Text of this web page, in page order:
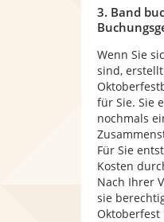
3. Band
Wenn Sie
sind,
für Sie. Sie
nochmals
Für Sie
Kosten
Nach Ihrer
sie
Oktoberfest